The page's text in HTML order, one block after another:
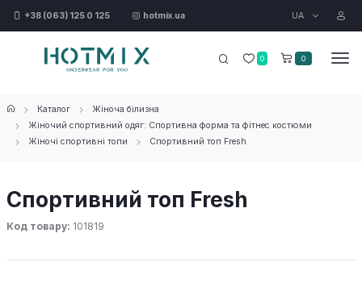
+38 (063) 125 0 125 hotmix.ua UA
0 0
Каталог
Жіноча білизна
Жіночий спортивний одяг: Спортивна форма та фітнес костюми
Жіночі спортивні топи
Спортивний топ Fresh
Спортивний топ Fresh
Код товару: 101819